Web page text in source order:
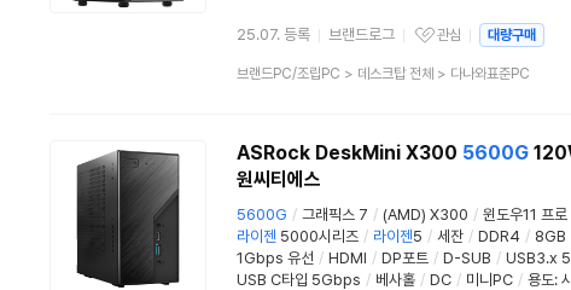
25.07. 등록 브랜드로그
관심상품
관심 대량구매
상
브랜드PC/조립PC > 데스크탑 전체 > 다나와표준PC
ASRock DeskMini X300 5600G
원씨티에스
5600G / 그래픽스 7 / (AMD) X300 / 윈도우11 프로
라이젠 5000시리즈 / 라이젠5 / 세잔 / DDR4 / 8GB
1Gbps 유선 / HDMI / DP포트 / D-SUB / USB3.x
USB C타입 5Gbps / 베사홀 / DC / 미니PC / 용도: